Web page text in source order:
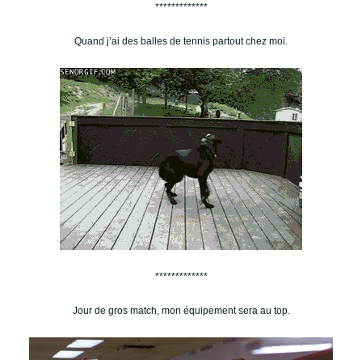
*************
Quand j’ai des balles de tennis partout chez moi.
*************
Jour de gros match, mon équipement sera au top.